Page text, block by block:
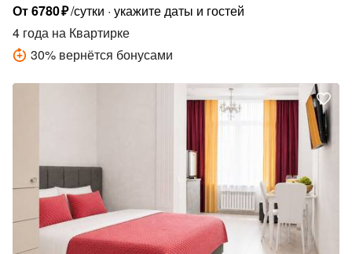
От6780₽/сутки укажите даты и гостей
4 года на Квартирке
30% вернётся бонусами